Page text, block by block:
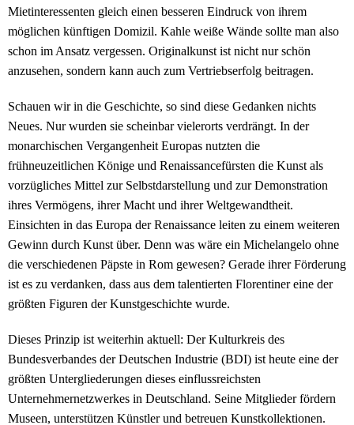
Mietinteressenten gleich einen besseren Eindruck von ihrem
möglichen künftigen Domizil. Kahle weiße Wände sollte man also
schon im Ansatz vergessen. Originalkunst ist nicht nur schön
anzusehen, sondern kann auch zum Vertriebserfolg beitragen.
Schauen wir in die Geschichte, so sind diese Gedanken nichts
Neues. Nur wurden sie scheinbar vielerorts verdrängt. In der
monarchischen Vergangenheit Europas nutzten die
frühneuzeitlichen Könige und Renaissancefürsten die Kunst als
vorzügliches Mittel zur Selbstdarstellung und zur Demonstration
ihres Vermögens, ihrer Macht und ihrer Weltgewandtheit.
Einsichten in das Europa der Renaissance leiten zu einem weiteren
Gewinn durch Kunst über. Denn was wäre ein Michelangelo ohne
die verschiedenen Päpste in Rom gewesen? Gerade ihrer Förderung
ist es zu verdanken, dass aus dem talentierten Florentiner eine der
größten Figuren der Kunstgeschichte wurde.
Dieses Prinzip ist weiterhin aktuell: Der Kulturkreis des
Bundesverbandes der Deutschen Industrie (BDI) ist heute eine der
größten Untergliederungen dieses einflussreichsten
Unternehmernetzwerkes in Deutschland. Seine Mitglieder fördern
Museen, unterstützen Künstler und betreuen Kunstkollektionen.